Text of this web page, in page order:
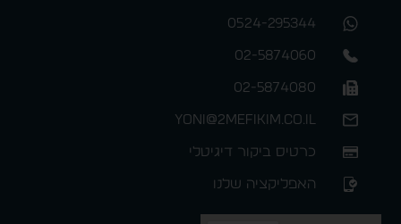
0524-295344
02-5874060
02-5874080
yoni@2mefikim.co.il
כרטיס ביקור דיגיטלי
האפליקציה שלנו